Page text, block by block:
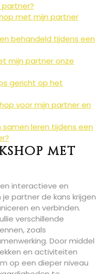
met mijn partner
behandeld tijdens een
mijn partner onze
gericht op het
voor mijn partner en
leren tijdens een
met
interactieve en
partner de kans krijgen
en verbinden.
verschillende
zoals
Door middel
en activiteiten
op een dieper niveau